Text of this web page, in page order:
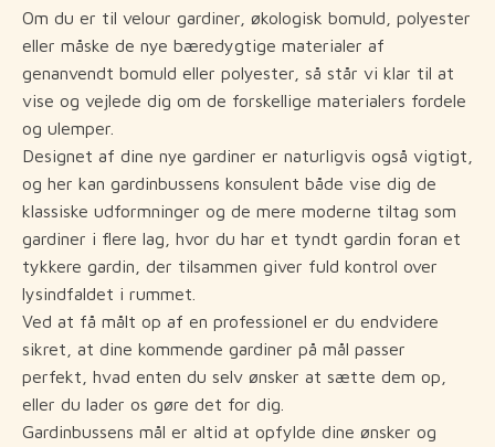
Om du er til velour gardiner, økologisk bomuld, polyester
eller måske de nye bæredygtige materialer af
genanvendt bomuld eller polyester, så står vi klar til at
vise og vejlede dig om de forskellige materialers fordele
og ulemper.
Designet af dine nye gardiner er naturligvis også vigtigt,
og her kan gardinbussens konsulent både vise dig de
klassiske udformninger og de mere moderne tiltag som
gardiner i flere lag, hvor du har et tyndt gardin foran et
tykkere gardin, der tilsammen giver fuld kontrol over
lysindfaldet i rummet.
Ved at få målt op af en professionel er du endvidere
sikret, at dine kommende gardiner på mål passer
perfekt, hvad enten du selv ønsker at sætte dem op,
eller du lader os gøre det for dig.
Gardinbussens mål er altid at opfylde dine ønsker og